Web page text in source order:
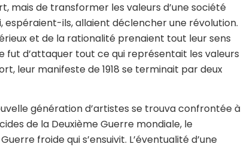
mais de transformer les valeurs d’une société
ils, allaient déclencher une révolution.
et de la rationalité prenaient tout leur sens
fut d’attaquer tout ce qui représentait les valeurs
leur manifeste de 1918 se terminait par deux
génération d’artistes se trouva confrontée à
de la Deuxième Guerre mondiale, le
froide qui s’ensuivit. L’éventualité d’une